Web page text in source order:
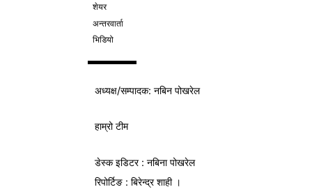
शेयर
अन्तरवार्ता
भिडियो
अध्यक्ष/सम्पादक: नबिन पोखरेल
हाम्रो टीम
डेस्क इडिटर : नबिना पोखरेल
रिपोर्टिङ : बिरेन्द्र शाही ।